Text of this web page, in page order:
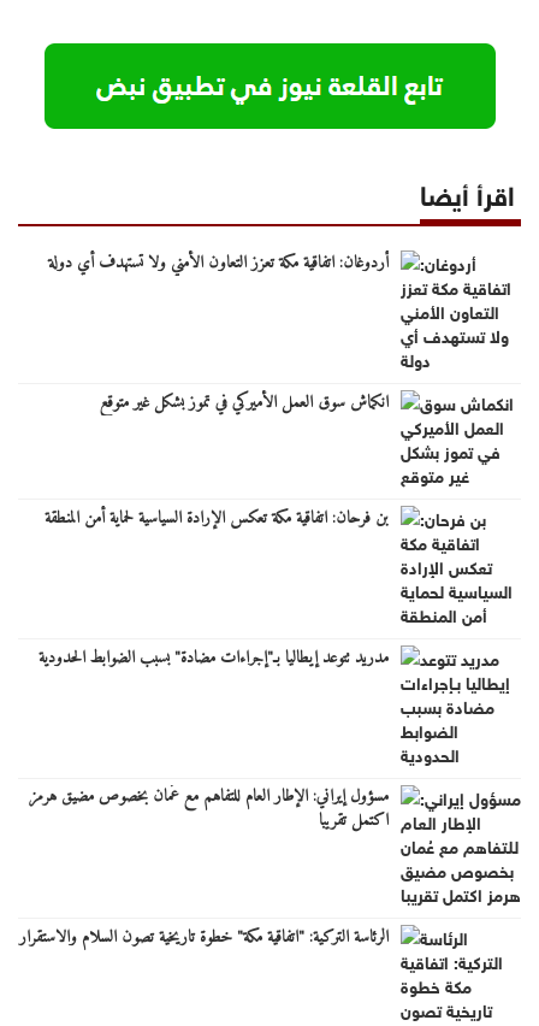
اقرأ أيضا
أردوغان: اتفاقية مكة تعزز التعاون الأمني ولا تستهدف أي دولة
انكماش سوق العمل الأميركي في تموز بشكل غير متوقع
بن فرحان: اتفاقية مكة تعكس الإرادة السياسية لحماية أمن المنطقة
مدريد تتوعد إيطاليا بـ"إجراءات مضادة" بسبب الضوابط الحدودية
مسؤول إيراني: الإطار العام للتفاهم مع عُمان بخصوص مضيق هرمز
اكتمل تقريبا
الرئاسة التركية: "اتفاقية مكة" خطوة تاريخية تصون السلام والاستقرار